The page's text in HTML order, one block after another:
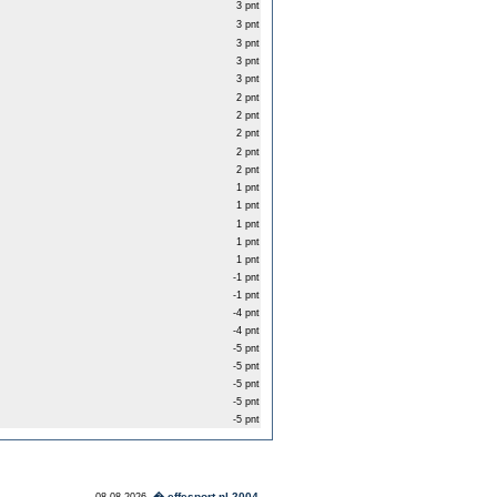
3 pnt
3 pnt
3 pnt
3 pnt
3 pnt
2 pnt
2 pnt
2 pnt
2 pnt
2 pnt
1 pnt
1 pnt
1 pnt
1 pnt
1 pnt
-1 pnt
-1 pnt
-4 pnt
-4 pnt
-5 pnt
-5 pnt
-5 pnt
-5 pnt
-5 pnt